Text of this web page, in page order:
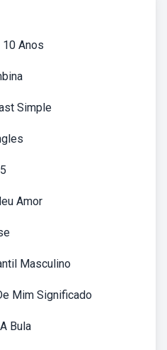
Anos
Simple
Amor
Masculino
Mim Significado
Bula